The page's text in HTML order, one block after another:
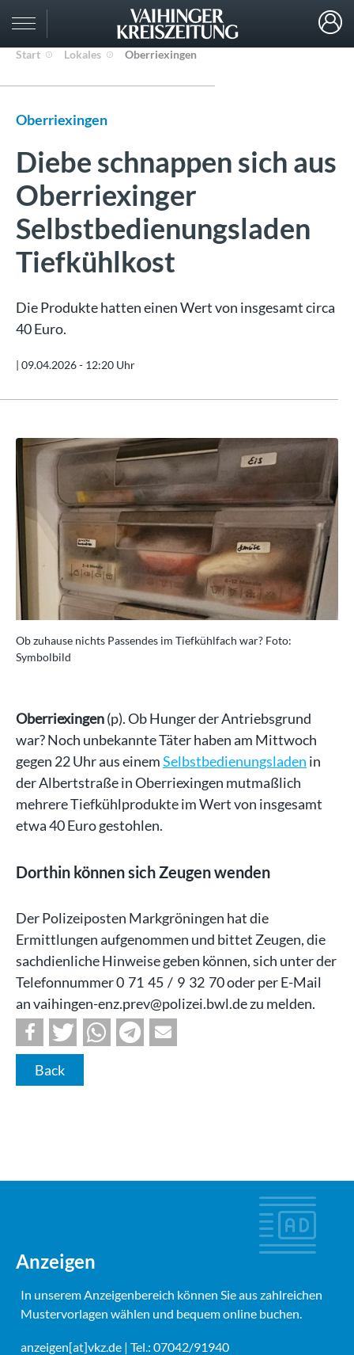
Start Lokales Oberriexingen
Oberriexingen
Diebe schnappen sich aus
Oberriexinger
Selbstbedienungsladen
Tiefkühlkost
Die Produkte hatten einen Wert von insgesamt circa
40 Euro.
| 09.04.2026 - 12:20 Uhr
Ob zuhause nichts Passendes im Tiefkühlfach war? Foto:
Symbolbild
Oberriexingen(p). Ob Hunger der Antriebsgrund
war? Noch unbekannte Täter haben am Mittwoch
gegen 22 Uhr aus einemSelbstbedienungsladen in
der Albertstraße in Oberriexingen mutmaßlich
mehrere Tiefkühlprodukte im Wert von insgesamt
etwa 40 Euro gestohlen.
Dorthin können sich Zeugen wenden
Der Polizeiposten Markgröningen hat die
Ermittlungen aufgenommen und bittet Zeugen, die
sachdienliche Hinweise geben können, sich unter der
Telefonnummer 0 71 45 / 9 32 70 oder per E-Mail
an vaihingen-enz.prev@polizei.bwl.de zu melden.
Back
Anzeigen
In unserem Anzeigenbereich können Sie aus zahlreichen
Mustervorlagen wählen und bequem online buchen.
anzeigen[at]vkz.de | Tel.: 07042/91940